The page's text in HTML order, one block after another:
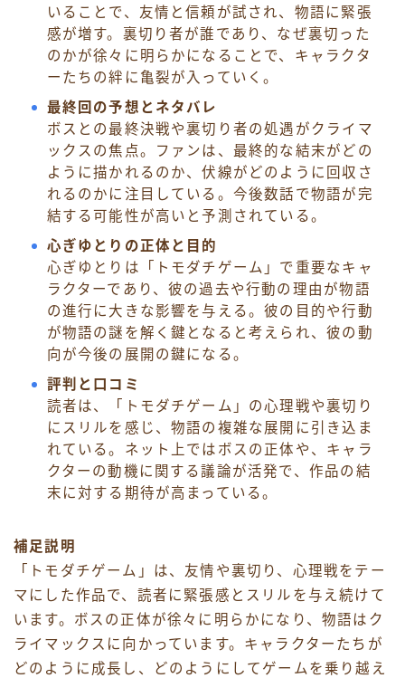
いることで、友情と信頼が試され、物語に緊張
感が増す。裏切り者が誰であり、なぜ裏切った
のかが徐々に明らかになることで、キャラクタ
ーたちの絆に亀裂が入っていく。
最終回の予想とネタバレ
ボスとの最終決戦や裏切り者の処遇がクライマ
ックスの焦点。ファンは、最終的な結末がどの
ように描かれるのか、伏線がどのように回収さ
れるのかに注目している。今後数話で物語が完
結する可能性が高いと予測されている。
心ぎゆとりの正体と目的
心ぎゆとりは「トモダチゲーム」で重要なキャ
ラクターであり、彼の過去や行動の理由が物語
の進行に大きな影響を与える。彼の目的や行動
が物語の謎を解く鍵となると考えられ、彼の動
向が今後の展開の鍵になる。
評判と口コミ
読者は、「トモダチゲーム」の心理戦や裏切り
にスリルを感じ、物語の複雑な展開に引き込ま
れている。ネット上ではボスの正体や、キャラ
クターの動機に関する議論が活発で、作品の結
末に対する期待が高まっている。
補足説明
「トモダチゲーム」は、友情や裏切り、心理戦をテー
マにした作品で、読者に緊張感とスリルを与え続けて
います。ボスの正体が徐々に明らかになり、物語はク
ライマックスに向かっています。キャラクターたちが
どのように成長し、どのようにしてゲームを乗り越え